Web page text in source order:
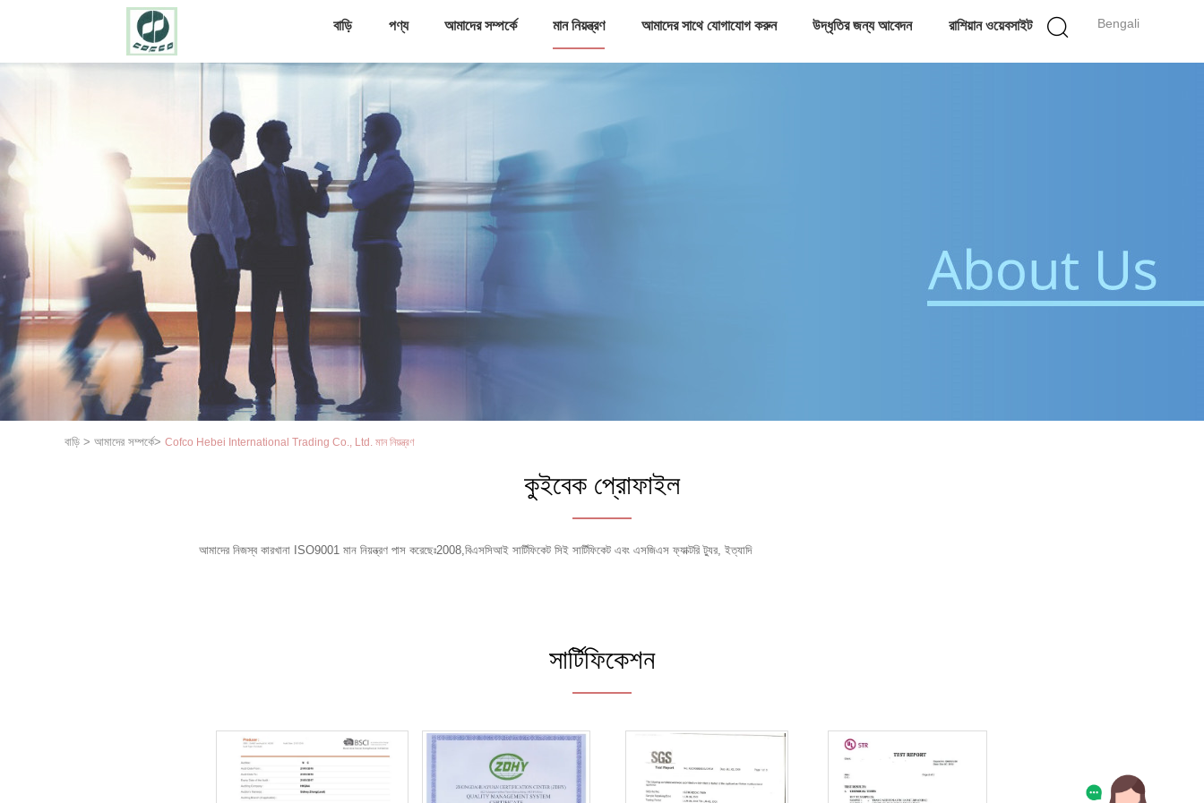
Bengali
বাড়ি পণ্য আমাদের সম্পর্কে মান নিয়ন্ত্রণ আমাদের সাথে যোগাযোগ করুন উদ্ধৃতির জন্য আবেদন রাশিয়ান ওয়েবসাইট
বাড়ি > আমাদের সম্পর্কে> Cofco Hebei International Trading Co., Ltd. মান নিয়ন্ত্রণ
কুইবেক প্রোফাইল
আমাদের নিজস্ব কারখানা ISO9001 মান নিয়ন্ত্রণ পাস করেছেঃ2008,বিএসসিআই সার্টিফিকেট সিই সার্টিফিকেট এবং এসজিএস ফ্যাক্টরি ট্যুর, ইত্যাদি
সার্টিফিকেশন